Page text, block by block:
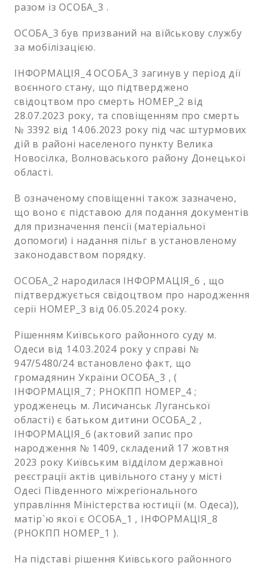
разом із ОСОБА_3 .
ОСОБА_3 був призваний на військову службу
за мобілізацією.
ІНФОРМАЦІЯ_4 ОСОБА_3 загинув у період дії
воєнного стану, що підтверджено
свідоцтвом про смерть НОМЕР_2 від
28.07.2023 року, та сповіщенням про смерть
№ 3392 від 14.06.2023 року під час штурмових
дій в районі населеного пункту Велика
Новосілка, Волноваського району Донецької
області.
В означеному сповіщенні також зазначено,
що воно є підставою для подання документів
для призначення пенсії (матеріальної
допомоги) і надання пільг в установленому
законодавством порядку.
ОСОБА_2 народилася ІНФОРМАЦІЯ_6 , що
підтверджується свідоцтвом про народження
серії НОМЕР_3 від 06.05.2024 року.
Рішенням Київського районного суду м.
Одеси від 14.03.2024 року у справі №
947/5480/24 встановлено факт, що
громадянин України ОСОБА_3 , (
ІНФОРМАЦІЯ_7 ; РНОКПП НОМЕР_4 ;
уродженець м. Лисичанськ Луганської
області) є батьком дитини ОСОБА_2 ,
ІНФОРМАЦІЯ_6 (актовий запис про
народження № 1409, складений 17 жовтня
2023 року Київським відділом державної
реєстрації актів цивільного стану у місті
Одесі Південного міжрегіонального
управління Міністерства юстиції (м. Одеса)),
матір`ю якої є ОСОБА_1 , ІНФОРМАЦІЯ_8
(РНОКПП НОМЕР_1 ).
На підставі рішення Київського районного